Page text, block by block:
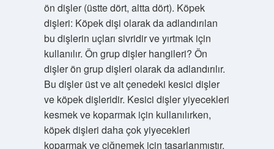
ön dişler (üstte dört, altta dört). Köpek
dişleri: Köpek dişi olarak da adlandırılan
bu dişlerin uçları sivridir ve yırtmak için
kullanılır. Ön grup dişler hangileri? Ön
dişler ön grup dişleri olarak da adlandırılır.
Bu dişler üst ve alt çenedeki kesici dişler
ve köpek dişleridir. Kesici dişler yiyecekleri
kesmek ve koparmak için kullanılırken,
köpek dişleri daha çok yiyecekleri
koparmak ve çiğnemek için tasarlanmıştır.